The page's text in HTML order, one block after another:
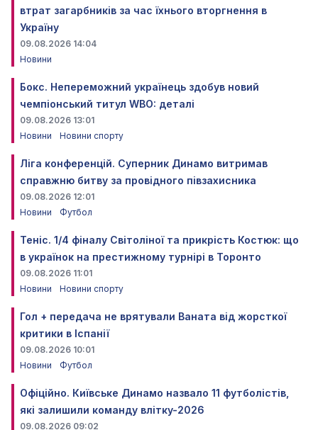
втрат загарбників за час їхнього вторгнення в
Україну
09.08.2026 14:04
Новини
Бокс. Непереможний українець здобув новий
чемпіонський титул WBO: деталі
09.08.2026 13:01
Новини
Новини спорту
Ліга конференцій. Суперник Динамо витримав
справжню битву за провідного півзахисника
09.08.2026 12:01
Новини
Футбол
Теніс. 1/4 фіналу Світоліної та прикрість Костюк: що
в українок на престижному турнірі в Торонто
09.08.2026 11:01
Новини
Новини спорту
Гол + передача не врятували Ваната від жорсткої
критики в Іспанії
09.08.2026 10:01
Новини
Футбол
Офіційно. Київське Динамо назвало 11 футболістів,
які залишили команду влітку-2026
09.08.2026 09:02